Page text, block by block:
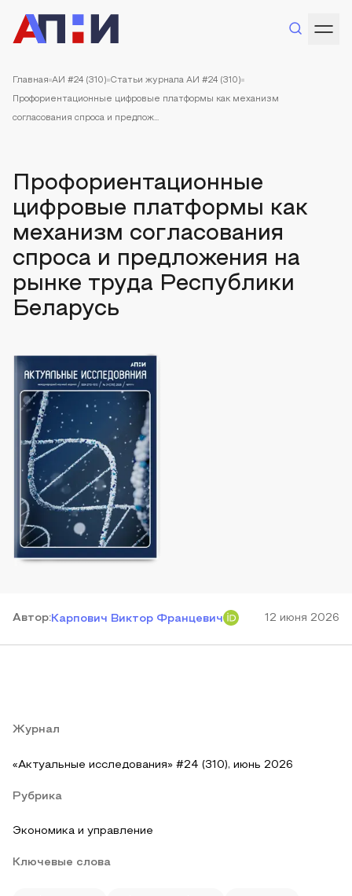
Главная АИ #24 (310) Статьи журнала АИ #24 (310)
Профориентационные цифровые платформы как механизм
согласования спроса и предлож...
Профориентационные
цифровые платформы как
механизм согласования
спроса и предложения на
рынке труда Республики
Беларусь
Автор:Карпович Виктор Францевич 12 июня 2026
Журнал
«Актуальные исследования» #24 (310), июнь 2026
Рубрика
Экономика и управление
Ключевые слова